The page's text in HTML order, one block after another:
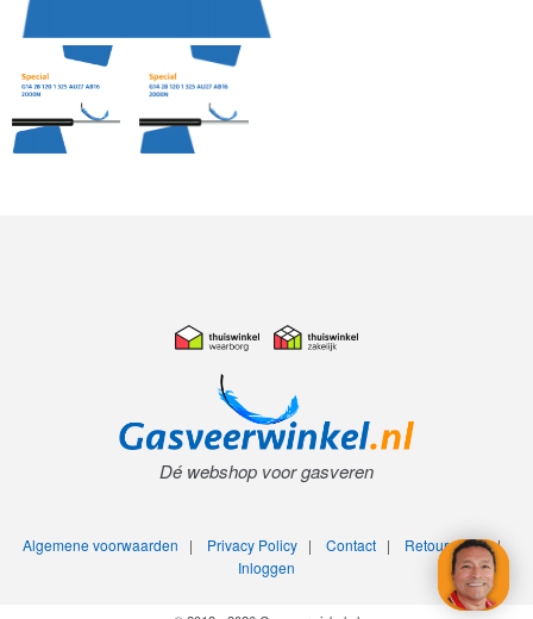
Dé webshop voor gasveren
Algemene voorwaarden | Privacy Policy| Contact| Retourneren|
Inloggen